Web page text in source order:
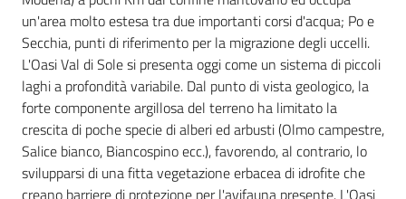
Tutti
per
la
TERRA
un'area molto estesa tra due importanti corsi d'acqua; Po e
Secchia, punti di riferimento per la migrazione degli uccelli.
L'Oasi Val di Sole si presenta oggi come un sistema di piccoli
laghi a profondità variabile. Dal punto di vista geologico, la
forte componente argillosa del terreno ha limitato la
crescita di poche specie di alberi ed arbusti (Olmo campestre,
Salice bianco, Biancospino ecc.), favorendo, al contrario, lo
svilupparsi di una fitta vegetazione erbacea di idrofite che